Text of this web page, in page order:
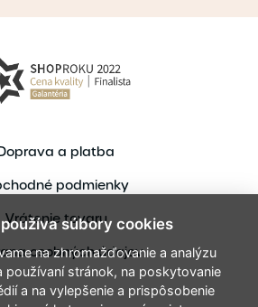
a platba
podmienky
Vrátenie tovaru
osobných údajov
súbory cookies
na zhromažďovanie a analýzu
používaní stránok, na poskytovanie
a na vylepšenie a prispôsobenie